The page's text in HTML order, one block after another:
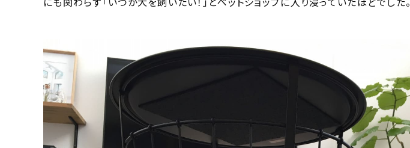
にも関わらず「いつか犬を飼いたい！」とペットショップに入り浸っていたほどでした。